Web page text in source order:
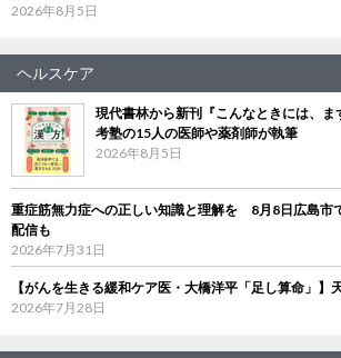
2026年8月5日
ヘルスケア
現代書林から新刊『こんなときには、
考塾の15人の医師や薬剤師が執筆
2026年8月5日
重症筋無力症への正しい知識と理解を 8月8日広島市
配信も
2026年7月31日
【がんを生きる緩和ケア医・大橋洋平「足し算命」】
2026年7月28日